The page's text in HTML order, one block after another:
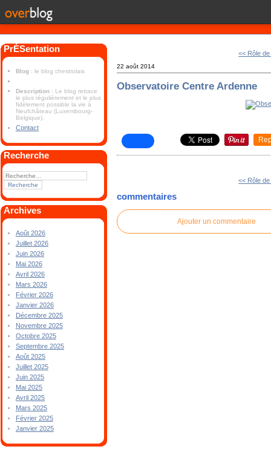
PrÉSentation
Blog : le blog chestrolais
Description : Le blog retrace
le plus régulièrement et le plus
fidèlement possible la vie à
Neufchâteau (Luxembourg-
Belgique).
Contact
Recherche
Archives
Août 2026
Juillet 2026
Juin 2026
Mai 2026
Avril 2026
Mars 2026
Février 2026
Janvier 2026
Décembre 2025
Novembre 2025
Octobre 2025
Septembre 2025
Août 2025
Juillet 2025
Juin 2025
Mai 2025
Avril 2025
Mars 2025
Février 2025
Janvier 2025
<< Rôle
22 août 2014
Observatoire Centre Ardenne
<< Rôle
commentaires
Ajouter un commentaire